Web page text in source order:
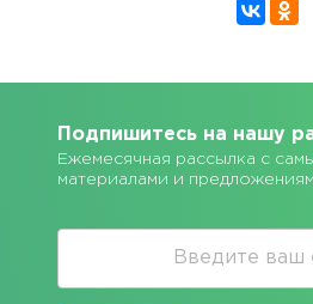
Подпишитесь на нашу
Ежемесячная рассылка с
материалами и